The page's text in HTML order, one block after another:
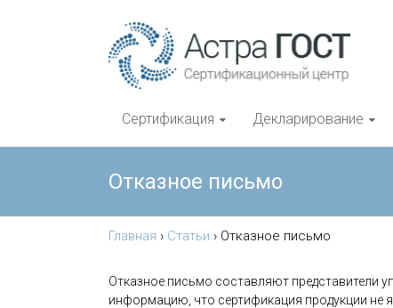
Сертификация Декларирование
Отказное письмо
Главная › Статьи › Отказное письмо
Отказное письмо составляют представители
информацию, что сертификация продукции не